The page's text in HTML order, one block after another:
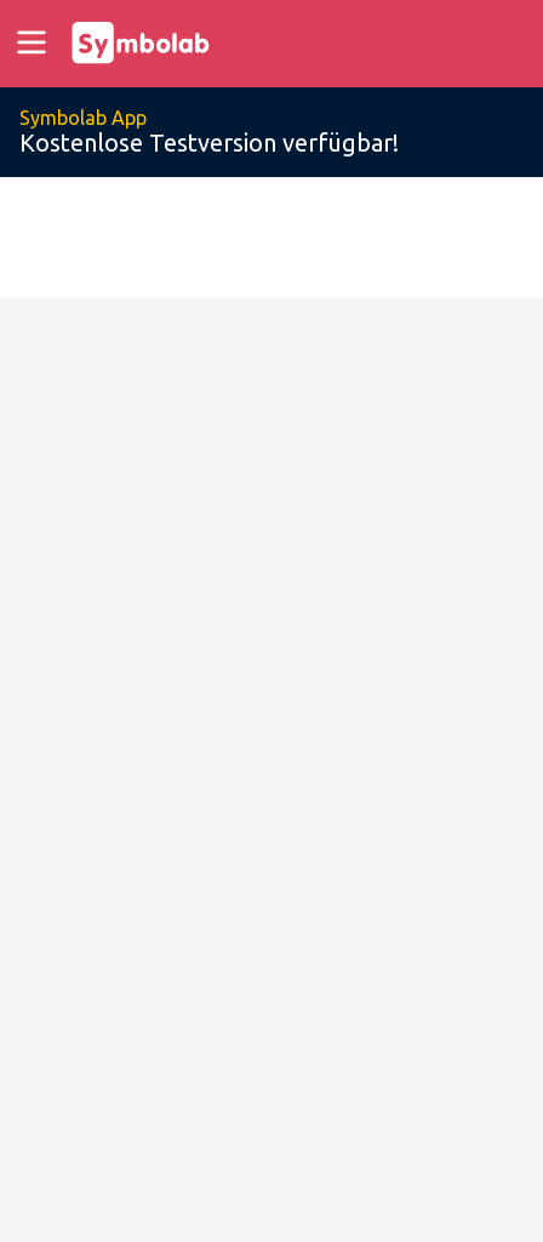
Symbolab App
Kostenlose Testversion verfügbar!